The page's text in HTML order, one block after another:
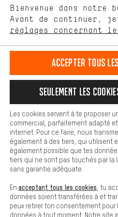
Langue"
français english
EN
RÉSILIER LE CONTRAT
Programme d'affiliation Mentions
Conditions générales de
Reprise des batteries Corepile
Modifier le
Tous les prix s'entendent en
frais de portpour la
Bienvenue dans notre
Avant de continuer,
réglages concernant
nous proposons grâce à ton
Plus de confort
est plus confortable. Avec les
Nous pouvons ainsi mettre à
informations utiles. De plus,
facilement les bons produits.
facilement aux questions.
Cookies de base
Les cookies de base
fonctions de notre site web.
Accepter tous
Seulement les
Les cookies servent à te proposer
commercial, parfaitement adapté
internet. Pour ce faire, nous
également à des tiers, qui utilisent
également possible que tes
tiers qui ne sont pas touchés par
sans garantie adéquate.
En acceptant tous les cookies , tu
données soient transférées à et
peux retirer ton consentement
données à tout moment. Notre site